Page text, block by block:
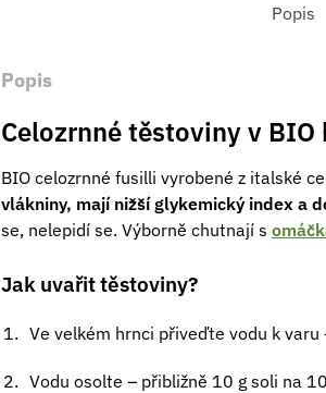
Popis
Popis
Celozrnné těstoviny v BIO
BIO celozrnné fusilli vyrobené z italské
vlákniny, mají nižší glykemický index a
se, nelepidí se. Výborně chutnají s
Jak uvařit těstoviny?
Ve velkém hrnci přiveďte vodu k
Vodu osolte – přibližně 10 g soli na